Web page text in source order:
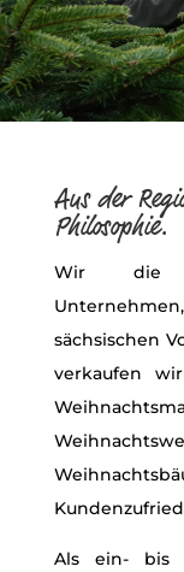
Aus der
Philosophie.
Wir die
sächsischen
verkaufen
Als ein- bis